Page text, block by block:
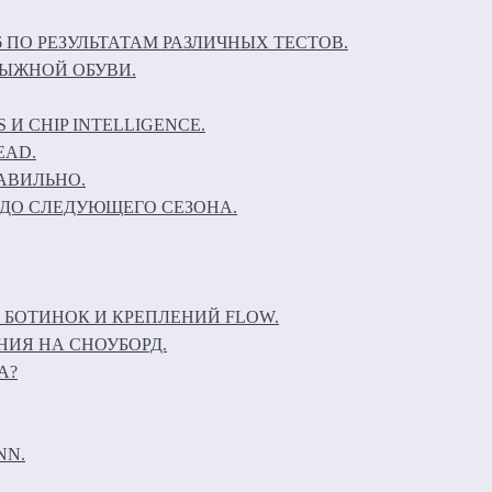
ПО РЕЗУЛЬТАТАМ РАЗЛИЧНЫХ ТЕСТОВ.
ОБУВИ.
CHIP INTELLIGENCE.
СЛЕДУЮЩЕГО СЕЗОНА.
И КРЕПЛЕНИЙ FLOW.
НА СНОУБОРД.